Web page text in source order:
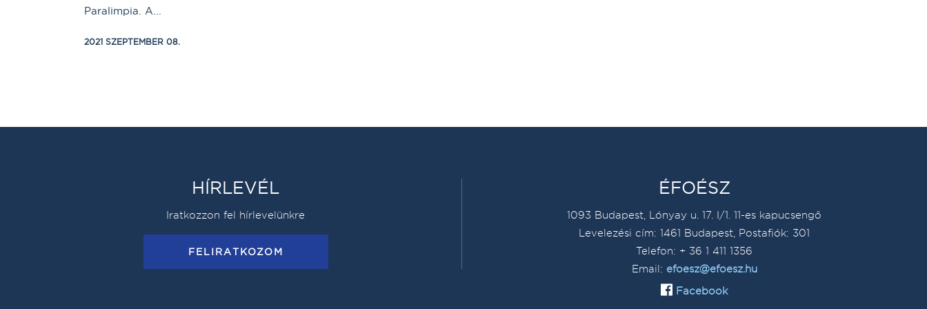
Paralimpia. A...
2021 SZEPTEMBER 08.
HÍRLEVÉL
Iratkozzon fel hírlevelünkre
FELIRATKOZOM
ÉFOÉSZ
1093 Budapest, Lónyay u. 17. I/1. 11-es kapucsengő
Levelezési cím: 1461 Budapest, Postafiók: 301
Telefon: + 36 1 411 1356
Email: efoesz@efoesz.hu
Facebook